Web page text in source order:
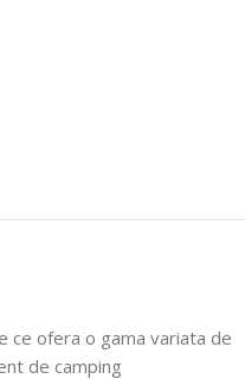
ce ofera o gama variata de
de camping